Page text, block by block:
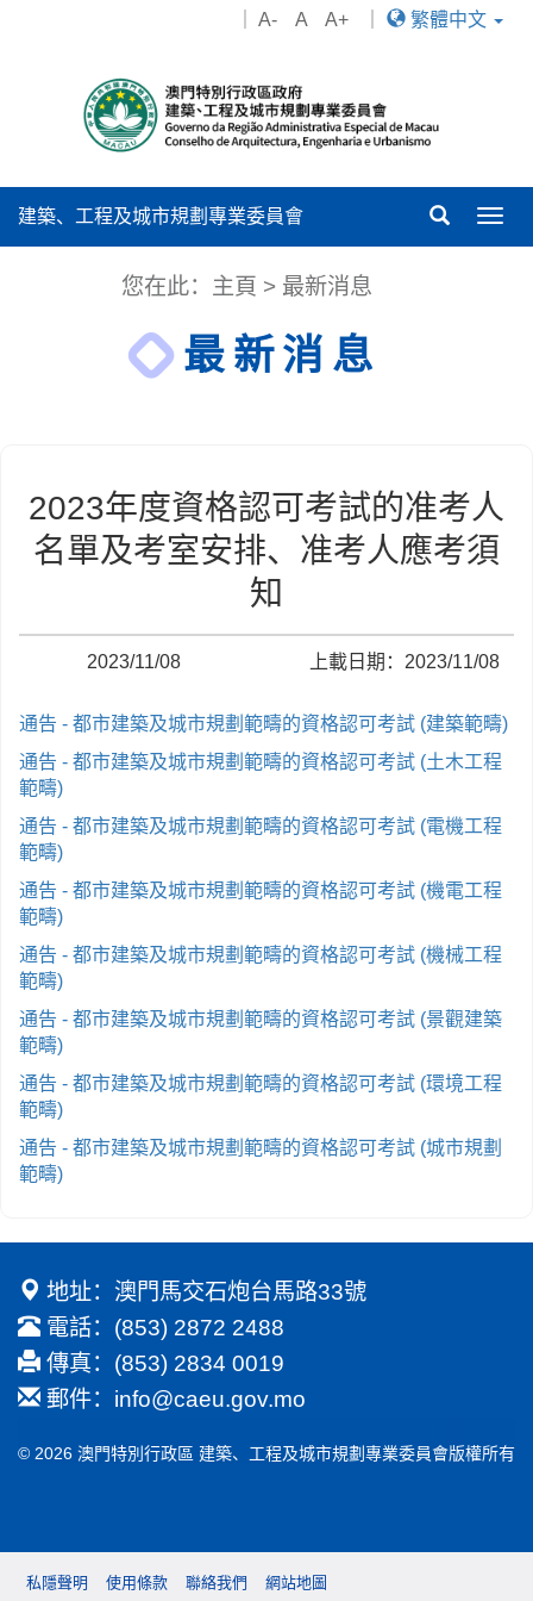
A- A A+ 繁體中文
建築、工程及城市規劃專業委員會
您在此： 主頁 > 最新消息
最新消息
2023年度資格認可考試的准考人
名單及考室安排、准考人應考須
知
2023/11/08 上載日期：2023/11/08
通告 - 都市建築及城市規劃範疇的資格認可考試 (建築範疇)
通告 - 都市建築及城市規劃範疇的資格認可考試 (土木工程
範疇)
通告 - 都市建築及城市規劃範疇的資格認可考試 (電機工程
範疇)
通告 - 都市建築及城市規劃範疇的資格認可考試 (機電工程
範疇)
通告 - 都市建築及城市規劃範疇的資格認可考試 (機械工程
範疇)
通告 - 都市建築及城市規劃範疇的資格認可考試 (景觀建築
範疇)
通告 - 都市建築及城市規劃範疇的資格認可考試 (環境工程
範疇)
通告 - 都市建築及城市規劃範疇的資格認可考試 (城市規劃
範疇)
地址：澳門馬交石炮台馬路33號
電話：(853) 2872 2488
傳真：(853) 2834 0019
郵件： info@caeu.gov.mo
© 2026 澳門特別行政區 建築、工程及城市規劃專業委員會版權所有
私隱聲明 使用條款 聯絡我們 網站地圖